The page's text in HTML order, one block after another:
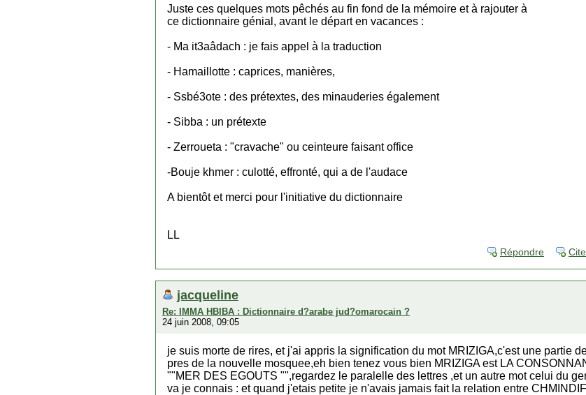
Juste ces quelques mots pêchés au fin fond de la mémoire et à rajouter à
ce dictionnaire génial, avant le départ en vacances :
- Ma it3aâdach : je fais appel à la traduction
- Hamaillotte : caprices, manières,
- Ssbé3ote : des prétextes, des minauderies également
- Sibba : un prétexte
- Zerroueta : "cravache" ou ceinteure faisant office
-Bouje khmer : culotté, effronté, qui a de l'audace
A bientôt et merci pour l'initiative du dictionnaire
LL
Répondre
jacqueline
Re: IMMA HBIBA : Dictionnaire d?arabe jud?omarocain ?
24 juin 2008, 09:05
je suis morte de rires, et j'ai appris la signification du mot MRIZIGA,c'est une partie
pres de la nouvelle mosquee,eh bien tenez vous bien MRIZIGA est LA
""MER DES EGOUTS "",regardez le paralelle des lettres ,et un autre mot celui du
va je connais : et quand j'etais petite je n'avais jamais fait la relation entre